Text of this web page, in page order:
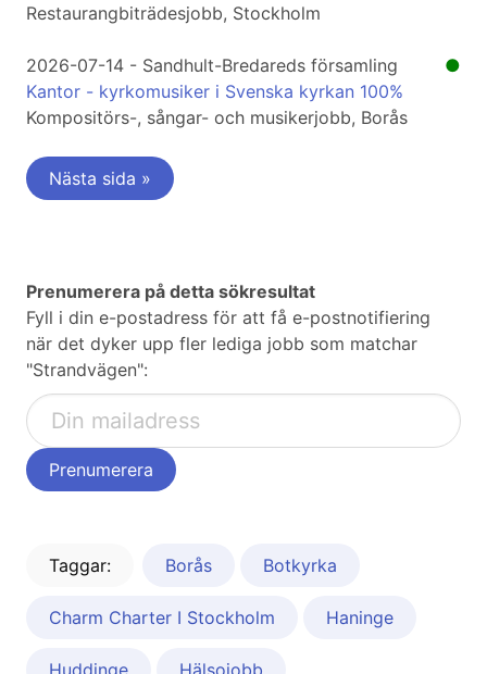
Restaurangbiträdesjobb, Stockholm
●
2026-07-14 - Sandhult-Bredareds församling
Kantor - kyrkomusiker i Svenska kyrkan 100%
Kompositörs-, sångar- och musikerjobb, Borås
Nästa sida »
Prenumerera på detta sökresultat
Fyll i din e-postadress för att få e-postnotifiering
när det dyker upp fler lediga jobb som matchar
"Strandvägen":
Taggar: Borås Botkyrka
Charm Charter I Stockholm Haninge